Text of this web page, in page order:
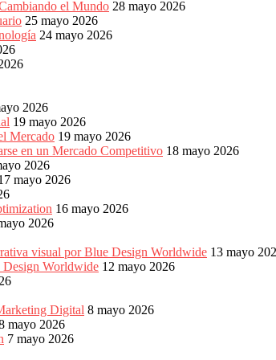
el Mundo 28 mayo 2026
25 mayo 2026
24 mayo 2026
2026
19 mayo 2026
Mercado 19 mayo 2026
en un Mercado Competitivo 18 mayo 2026
2026
mayo 2026
16 mayo 2026
2026
visual por Blue Design Worldwide 13 mayo
Design Worldwide 12 mayo 2026
Digital 8 mayo 2026
mayo 2026
7 mayo 2026